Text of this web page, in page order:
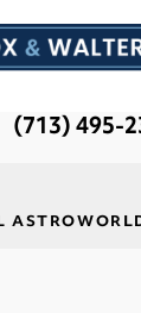
(713) 495-